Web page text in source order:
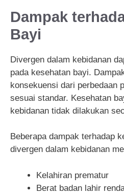
Dampak
Bayi
Divergen dalam kebidanan
pada kesehatan bayi.
konsekuensi dari perbedaan
sesuai standar. Kesehatan
kebidanan tidak dilakukan
Beberapa dampak terhadap
divergen dalam kebidanan
Kelahiran prematur
Berat badan lahir